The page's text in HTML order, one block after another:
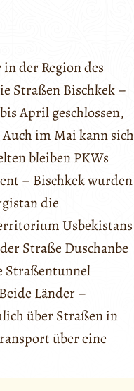
der Region des
Straßen Bischkek –
April geschlossen,
im Mai kann sich
bleiben PKWs
– Bischkek wurden
die
Usbekistans
Straße Duschanbe
Straßentunnel
Länder –
über Straßen in
über eine